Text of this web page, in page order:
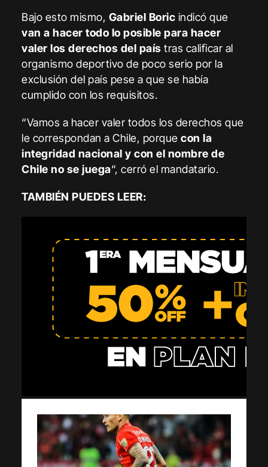
Bajo esto mismo, Gabriel Boric indicó que
van a hacer todo lo posible para hacer
valer los derechos del país tras calificar al
organismo deportivo de poco serio por la
exclusión del país pese a que se había
cumplido con los requisitos.
“Vamos a hacer valer todos los derechos que
le correspondan a Chile, porquecon la
integridad nacional y con el nombre de
Chile no se juega“, cerró el mandatario.
TAMBIÉN PUEDES LEER: